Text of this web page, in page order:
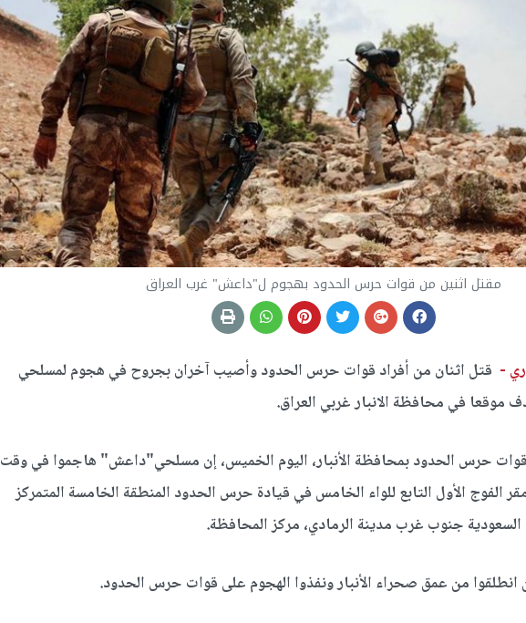
مقتل اثنين من قوات حرس الحدود بهجوم ل"داعش" غرب العراق
- قتل اثنان من أفراد قوات حرس الحدود وأصيب آخران بجروح في هجوم لمسلحي
في محافظة الانبار غربي العراق.
حرس الحدود بمحافظة الأنبار، اليوم الخميس، إن مسلحي"داعش" هاجموا في وقت
الفوج الأول التابع للواء الخامس في قيادة حرس الحدود المنطقة الخامسة المتمركز
السعودية جنوب غرب مدينة الرمادي، مركز المحافظة.
انطلقوا من عمق صحراء الأنبار ونفذوا الهجوم على قوات حرس الحدود.